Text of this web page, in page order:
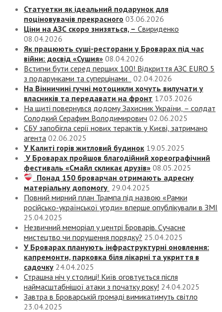
Статуетки як ідеальний подарунок для
поціновувачів прекрасного 03.06.2026
Ціни на АЗС скоро знизяться, – Свириденко
08.04.2026
Як працюють суші-ресторани у Броварах під час
війни: досвід «Сушия» 08.04.2026
Встигни бути серед перших 100! Відкриття АЗС EURO 5
з подарунками та суперцінами
02.04.2026
На Вінничині гучні мотоцикли хочуть вилучати у
власників та передавати на фронт 17.03.2026
На щиті повернувся додому Захисник України, – солдат
Солодкий Серафим Володимирович 02.06.2025
СБУ запобігла серії нових терактів у Києві, затримано
агента 02.06.2025
У Калиті горів житловий будинок 19.05.2025
У Броварах пройшов благодійний хореографічний
фестиваль «Смайл скликає друзів» 08.05.2025
Понад 150 броварчан отримають адресну
матеріальну допомогу 29.04.2025
Повний мирний план Трампа під назвою «‎Рамки
російсько-української угоди» вперше опублікували в ЗМІ
25.04.2025
Незвичний меморіал у центрі Броварів. Сучасне
мистецтво чи порушення порядку? 25.04.2025
У Броварах планують інфраструктурні оновлення:
капремонти, парковка біля лікарні та укриття в
садочку 24.04.2025
Страшна ніч у столиці! Київ оговтується після
наймасштабнішої атаки з початку року! 24.04.2025
Завтра в Броварській громаді вимикатимуть світло
23.04.2025